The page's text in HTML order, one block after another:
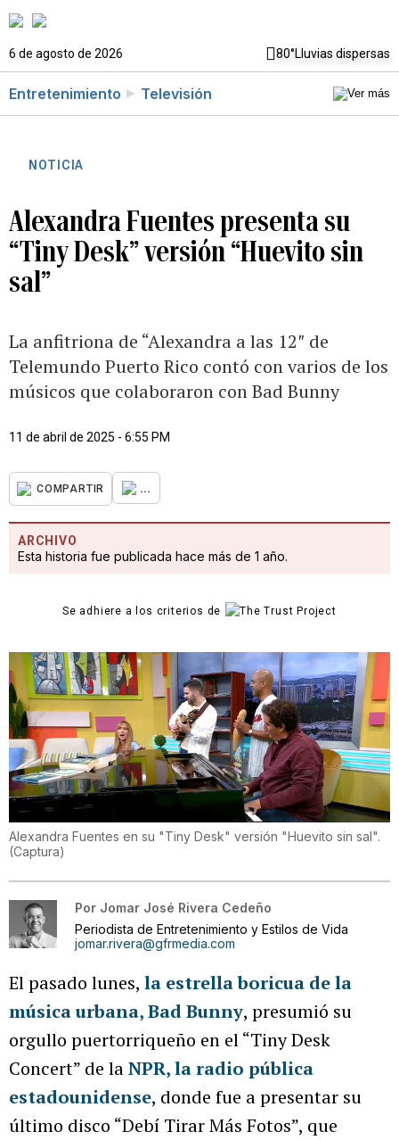
6 de agosto de 2026 80°Lluvias dispersas
Entretenimiento Televisión
NOTICIA
Alexandra Fuentes presenta su
“Tiny Desk” versión “Huevito sin
sal”
La anfitriona de “Alexandra a las 12″ de
Telemundo Puerto Rico contó con varios de los
músicos que colaboraron con Bad Bunny
11 de abril de 2025 - 6:55 PM
COMPARTIR ...
ARCHIVO
Esta historia fue publicada hace más de 1 año.
Se adhiere a los criterios de
Alexandra Fuentes en su "Tiny Desk" versión "Huevito sin sal".
(Captura)
Por Jomar José Rivera Cedeño
Periodista de Entretenimiento y Estilos de Vida
jomar.rivera@gfrmedia.com
El pasado lunes, la estrella boricua de la
música urbana, Bad Bunny, presumió su
orgullo puertorriqueño en el “Tiny Desk
Concert” de laNPR, la radio pública
estadounidense, donde fue a presentar su
último disco “Debí Tirar Más Fotos”, que